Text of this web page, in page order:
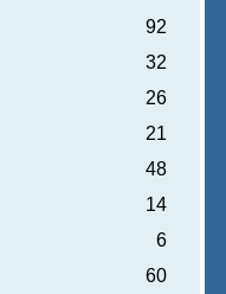
92
32
26
21
48
14
6
60